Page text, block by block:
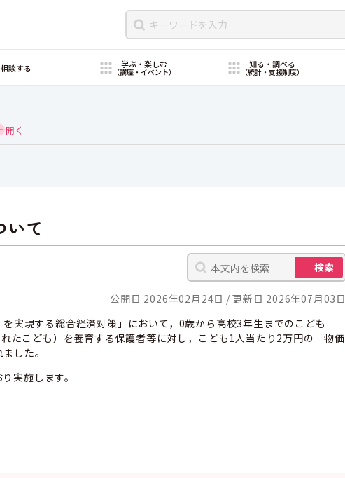
相談する 学ぶ・楽しむ
（講座・イベント）
知る・調べる
（統計・支援制度）
いて
検索
公開日 2026年02月24日
更新日 2026年07月03日
実現する総合経済対策」において，0歳から高校3年生までのこども
たこども）を養育する保護者等に対し，こども1人当たり2万円の「物価
した。
実施します。